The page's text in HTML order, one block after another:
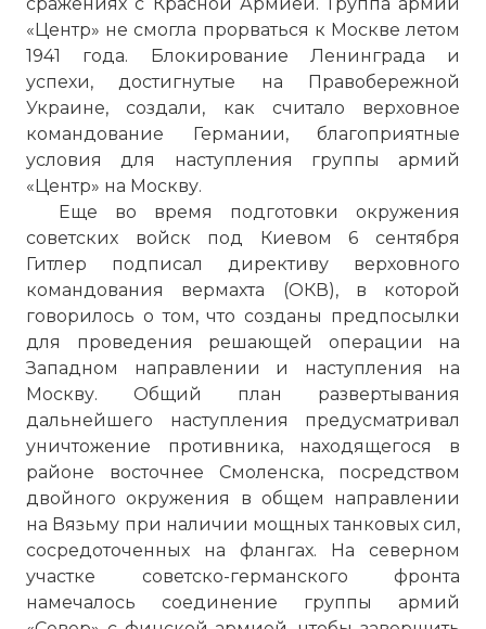
«Центр» не смогла прорваться к Москве летом
1941 года. Блокирование Ленинграда и
успехи, достигнутые на Правобережной
Украине, создали, как считало верховное
командование Германии, благоприятные
условия для наступления группы армий
«Центр» на Москву.
Еще во время подготовки окружения
советских войск под Киевом 6 сентября
Гитлер подписал директиву верховного
командования вермахта (ОКВ), в которой
говорилось о том, что созданы предпосылки
для проведения решающей операции на
Западном направлении и наступления на
Москву. Общий план развертывания
дальнейшего наступления предусматривал
уничтожение противника, находящегося в
районе восточнее Смоленска, посредством
двойного окружения в общем направлении
на Вязьму при наличии мощных танковых сил,
сосредоточенных на флангах. На северном
участке советско-германского фронта
намечалось соединение группы армий